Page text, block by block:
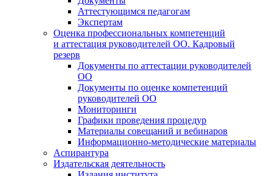
Аттестующимся педагогам
Экспертам
Оценка профессиональных компетенций
и аттестация руководителей ОО. Кадровый
резерв
Документы по аттестации руководителей
ОО
Документы по оценке компетенций
руководителей ОО
Мониторинги
Графики проведения процедур
Материалы совещаний и вебинаров
Информационно-методические материалы
Аспирантура
Издательская деятельность